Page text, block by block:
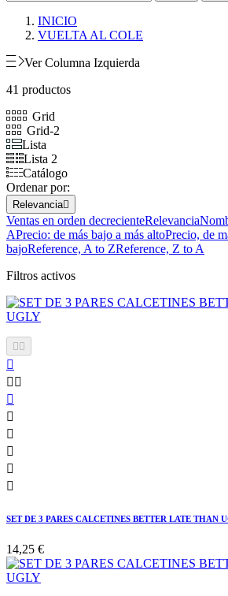
INICIO
VUELTA AL COLE
Ver Columna Izquierda
41 productos
Grid
Grid-2
Lista
Lista 2
Catálogo
Ordenar por:
Relevancia
Ventas en orden decrecienteRelevancia
APrecio: de más bajo a más altoPrecio, de
bajoReference, A to ZReference, Z to A
Filtros activos


 






SET DE 3 PARES CALCETINES BETTER LATE THAN
14,25 €